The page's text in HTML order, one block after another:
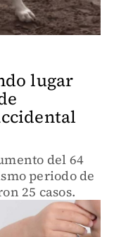
lugar
del 64
periodo de
25 casos.